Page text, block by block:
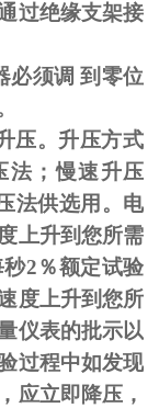
过绝缘支架接
必须调 到零位
压。升压方式
法；慢速升压
法供选用。电
上升到您所需
秒2％额定试验
度上升到您所
仪表的批示以
过程中如发现
应立即降压，